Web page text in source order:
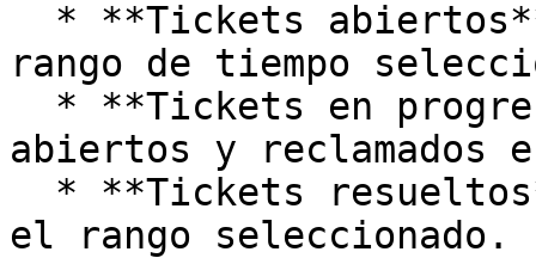
rango de tiempo
abiertos y reclamados
el rango seleccionado.